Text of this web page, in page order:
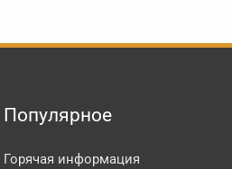
Популярное
Горячая информация